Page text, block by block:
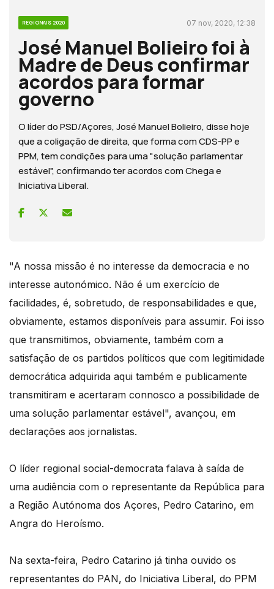
REGIONAIS 2020 07 nov, 2020, 12:38
José Manuel Bolieiro foi à
Madre de Deus confirmar
acordos para formar
governo
O líder do PSD/Açores, José Manuel Bolieiro, disse hoje
que a coligação de direita, que forma com CDS-PP e
PPM, tem condições para uma "solução parlamentar
estável", confirmando ter acordos com Chega e
Iniciativa Liberal.
"A nossa missão é no interesse da democracia e no
interesse autonómico. Não é um exercício de
facilidades, é, sobretudo, de responsabilidades e que,
obviamente, estamos disponíveis para assumir. Foi isso
que transmitimos, obviamente, também com a
satisfação de os partidos políticos que com legitimidade
democrática adquirida aqui também e publicamente
transmitiram e acertaram connosco a possibilidade de
uma solução parlamentar estável", avançou, em
declarações aos jornalistas.
O líder regional social-democrata falava à saída de
uma audiência com o representante da República para
a Região Autónoma dos Açores, Pedro Catarino, em
Angra do Heroísmo.
Na sexta-feira, Pedro Catarino já tinha ouvido os
representantes do PAN, do Iniciativa Liberal, do PPM